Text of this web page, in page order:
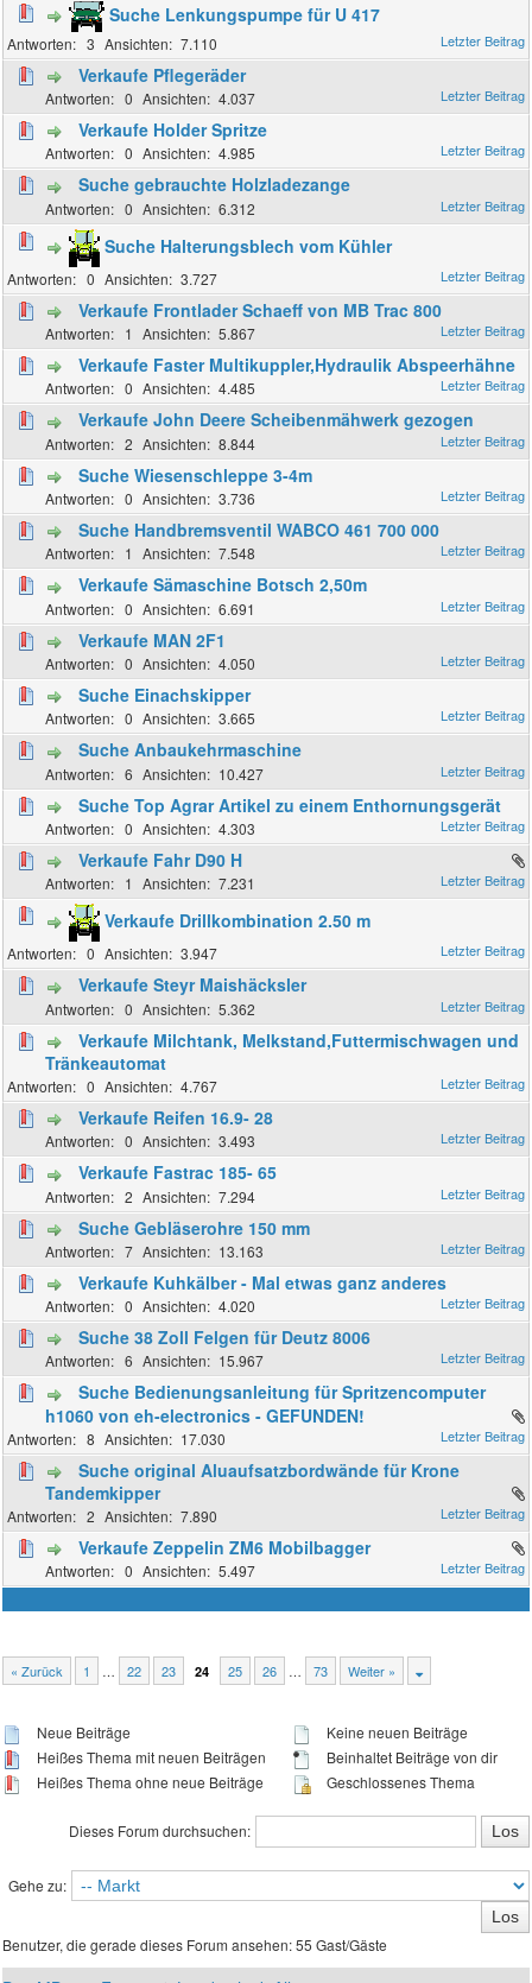
Suche Lenkungspumpe für U 417
3 7.110
Verkaufe Pflegeräder
0 4.037
Verkaufe Holder Spritze
0 4.985
Suche gebrauchte Holzladezange
0 6.312
Suche Halterungsblech vom Kühler
0 3.727
Verkaufe Frontlader Schaeff von MB Trac 800
1 5.867
Verkaufe Faster Multikuppler,Hydraulik Abspeerhähne
0 4.485
Verkaufe John Deere Scheibenmähwerk gezogen
2 8.844
Suche Wiesenschleppe 3-4m
0 3.736
Suche Handbremsventil WABCO 461 700 000
1 7.548
Verkaufe Sämaschine Botsch 2,50m
0 6.691
Verkaufe MAN 2F1
0 4.050
Suche Einachskipper
0 3.665
Suche Anbaukehrmaschine
6 10.427
Suche Top Agrar Artikel zu einem Enthornungsgerät
0 4.303
Verkaufe Fahr D90 H
1 7.231
Verkaufe Drillkombination 2.50 m
0 3.947
Verkaufe Steyr Maishäcksler
0 5.362
Verkaufe Milchtank, Melkstand,Futtermischwagen und
Tränkeautomat
0 4.767
Verkaufe Reifen 16.9- 28
0 3.493
Verkaufe Fastrac 185- 65
2 7.294
Suche Gebläserohre 150 mm
7 13.163
Verkaufe Kuhkälber - Mal etwas ganz anderes
0 4.020
Suche 38 Zoll Felgen für Deutz 8006
6 15.967
Suche Bedienungsanleitung für Spritzencomputer
h1060 von eh-electronics - GEFUNDEN!
8 17.030
Suche original Aluaufsatzbordwände für Krone
Tandemkipper
2 7.890
Verkaufe Zeppelin ZM6 Mobilbagger
0 5.497
« Zurück 1 … 22 23 24 25 26 … 73 Weiter »
Neue Beiträge
Heißes Thema mit neuen Beiträgen
Heißes Thema ohne neue Beiträge
Keine neuen Beiträge
Beinhaltet Beiträge von dir
Geschlossenes Thema
Dieses Forum durchsuchen:
Gehe zu:
Benutzer, die gerade dieses Forum ansehen: 55 Gast/Gäste